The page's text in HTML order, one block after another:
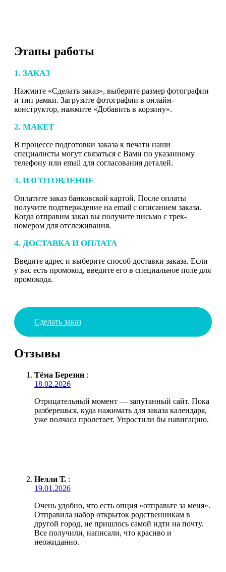
Этапы работы
1. ЗАКАЗ
Нажмите «Сделать заказ», выберите размер фотографии
и тип рамки. Загрузите фотографии в онлайн-
конструктор, нажмите «Добавить в корзину».
2. МАКЕТ
В процессе подготовки заказа к печати наши
специалисты могут связаться с Вами по указанному
телефону или email для согласования деталей.
3. ИЗГОТОВЛЕНИЕ
Оплатите заказ банковской картой. После оплаты
получите подтверждение на email с описанием заказа.
Когда отправим заказ вы получите письмо с трек-
номером для отслеживания.
4. ДОСТАВКА И ОПЛАТА
Введите адрес и выберите способ доставки заказа. Если
у вас есть промокод, введите его в специальное поле для
промокода.
Сделать заказ
Отзывы
Тёма Березин :
18.02.2026
Отрицательный момент — запутанный сайт. Пока
разберешься, куда нажимать для заказа календаря,
уже полчаса пролетает. Упростили бы навигацию.
Нелли Т. :
19.01.2026
Очень удобно, что есть опция «отправьте за меня».
Отправила набор открыток родственникам в
другой город, не пришлось самой идти на почту.
Все получили, написали, что красиво и
неожиданно.